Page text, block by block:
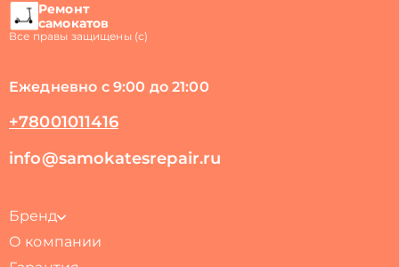
Ремонт
самокатов
Все правы защищены (с)
Ежедневно с 9:00 до 21:00
+78001011416
info@samokatesrepair.ru
Бренд
О компании